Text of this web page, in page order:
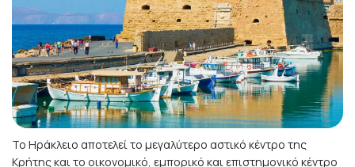
Το Ηράκλειο αποτελεί το μεγαλύτερο αστικό κέντρο της
Κρήτης και το οικονομικό, εμπορικό και επιστημονικό κέντρο